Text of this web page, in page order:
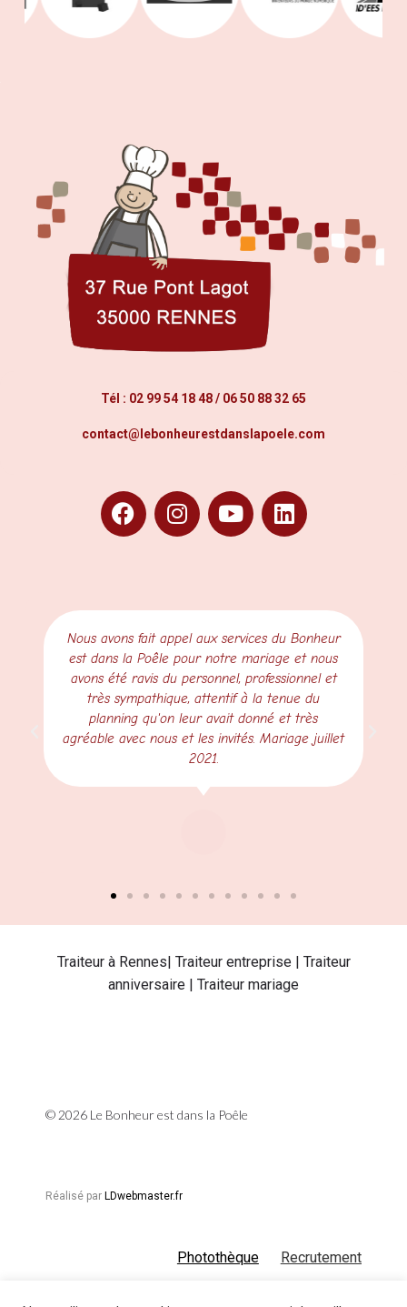
Tél : 02 99 54 18 48/ 06 50 88 32 65
contact@lebonheurestdanslapoele.com
Nous avons fait appel aux services du Bonheur
est dans la Poêle pour notre mariage et nous
avons été ravis du personnel, professionnel et
très sympathique, attentif à la tenue du
planning qu'on leur avait donné et très
agréable avec nous et les invités. Mariage juillet
2021.
Traiteur à Rennes| Traiteur entreprise | Traiteur
anniversaire | Traiteur mariage
© 2026 Le Bonheur est dans la Poêle
Réalisé par LDwebmaster.fr
Photothèque Recrutement